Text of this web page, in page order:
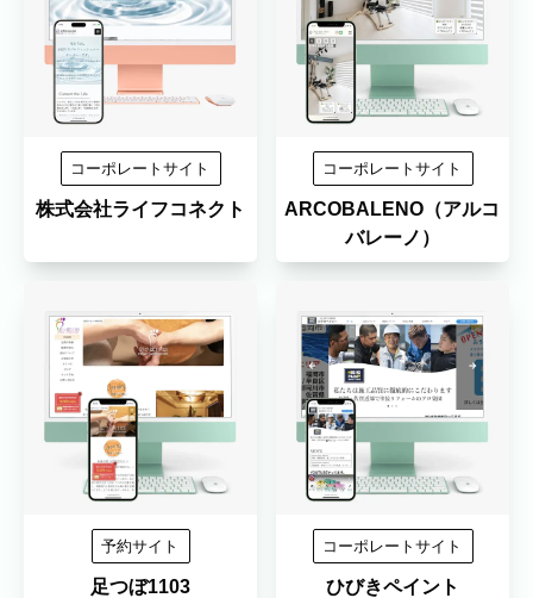
コーポレートサイト
株式会社ライフコネクト
コーポレートサイト
ARCOBALENO（アルコ
バレーノ）
予約サイト
足つぼ1103
コーポレートサイト
ひびきペイント